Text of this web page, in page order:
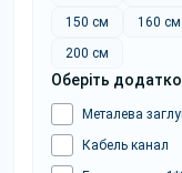
150 см
160 см
200 см
Оберіть
Металева
Кабель канал